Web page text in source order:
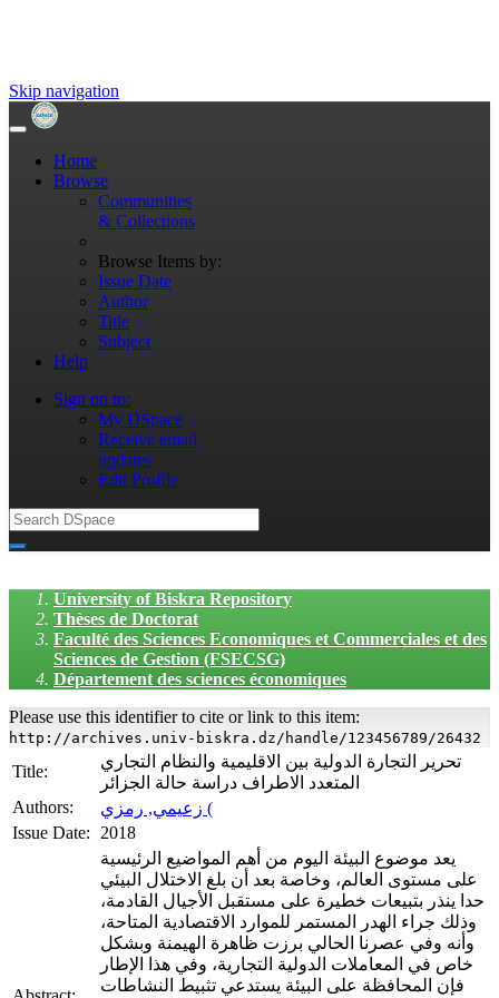
Skip navigation
Home
Browse
Communities
& Collections
Browse Items by:
Issue Date
Author
Title
Subject
Help
Sign on to:
My DSpace
Receive email
updates
Edit Profile
University of Biskra Repository
Thèses de Doctorat
Faculté des Sciences Economiques et Commerciales et des
Sciences de Gestion (FSECSG)
Département des sciences économiques
Please use this identifier to cite or link to this item:
http://archives.univ-biskra.dz/handle/123456789/26432
Title:
تحرير التجارة الدولية بين الاقليمية والنظام التجاري
المتعدد الاطراف دراسة حالة الجزائر
Authors:
زعيمي, رمزي (
Issue Date:
2018
يعد موضوع البيئة اليوم من أهم المواضيع الرئيسية
على مستوى العالم، وخاصة بعد أن بلغ الاختلال البيئي
حدا ينذر بتبيعات خطيرة على مستقبل الأجيال القادمة،
وذلك جراء الهدر المستمر للموارد الاقتصادية المتاحة،
وأنه وفي عصرنا الحالي برزت ظاهرة الهيمنة وبشكل
خاص في المعاملات الدولية التجارية، وفي هذا الإطار
فإن المحافظة على البيئة يستدعي تثبيط النشاطات